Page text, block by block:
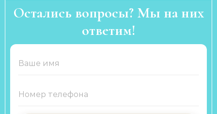
Остались вопросы? Мы на них
ответим!